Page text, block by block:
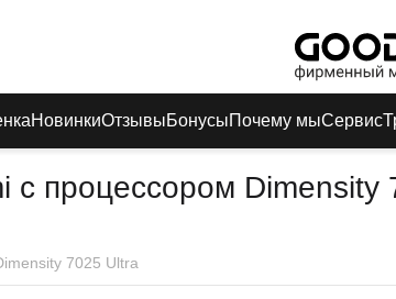
НовинкиОтзывыБонусыПочему мыСервис
процессором Dimensity
7025 Ultra